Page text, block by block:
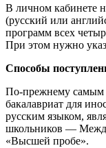
В личном кабинете
(русский или
программ всех
При этом нужно
Способы
По-прежнему самым
бакалавриат для
русским языком,
школьников —
«Высшей пробе».